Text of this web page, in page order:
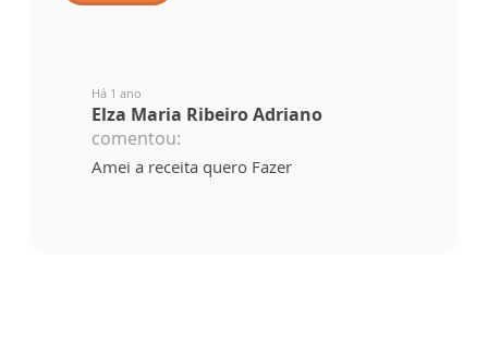
Há 1 ano
Elza Maria Ribeiro Adriano
comentou:
Amei a receita quero Fazer